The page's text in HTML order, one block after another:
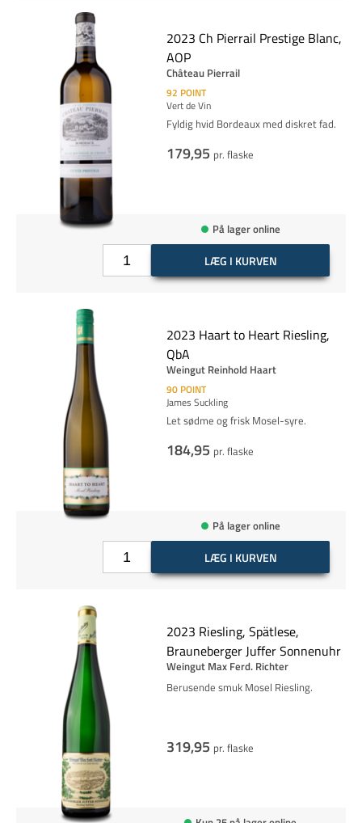
2023 Ch Pierrail Prestige Blanc,
AOP
Château Pierrail
92 POINT
Vert de Vin
Fyldig hvid Bordeaux med diskret fad.
179,95 pr. flaske
På lager online
LÆG I KURVEN
2023 Haart to Heart Riesling,
QbA
Weingut Reinhold Haart
90 POINT
James Suckling
Let sødme og frisk Mosel-syre.
184,95 pr. flaske
På lager online
LÆG I KURVEN
2023 Riesling, Spätlese,
Brauneberger Juffer Sonnenuhr
Weingut Max Ferd. Richter
Berusende smuk Mosel Riesling.
319,95 pr. flaske